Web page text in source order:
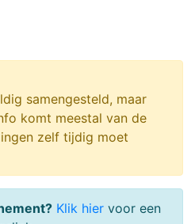
samengesteld, maar
komt meestal van de
zelf tijdig moet
Klik hier voor een